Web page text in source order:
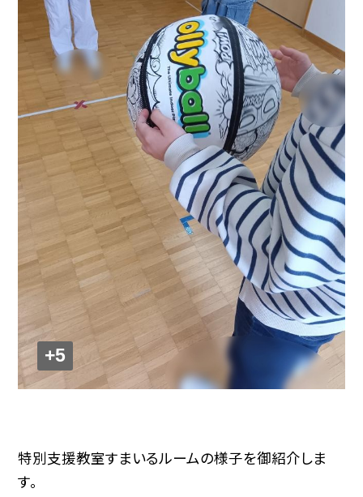
+5
特別支援教室すまいるルームの様子を御紹介しま
す。